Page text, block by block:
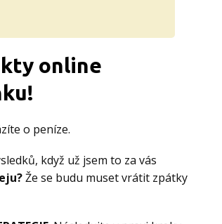
online
o peníze.
když už jsem to za vás
Že se budu muset vrátit zpátky